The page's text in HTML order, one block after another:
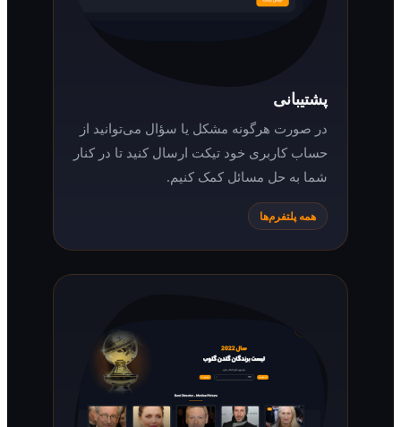
در صورت هرگونه مشکل یا سؤال می‌توانید از
حساب کاربری خود تیکت ارسال کنید تا در کنار
شما به حل مسائل کمک کنیم.
همه پلتفرم‌ها